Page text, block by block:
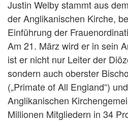
Justin Welby stammt aus
der Anglikanischen Kirche,
Einführung der
Am 21. März wird er in sein
ist er nicht nur Leiter der
sondern auch oberster
(„Primate of All England“)
Anglikanischen
Millionen Mitgliedern in 34